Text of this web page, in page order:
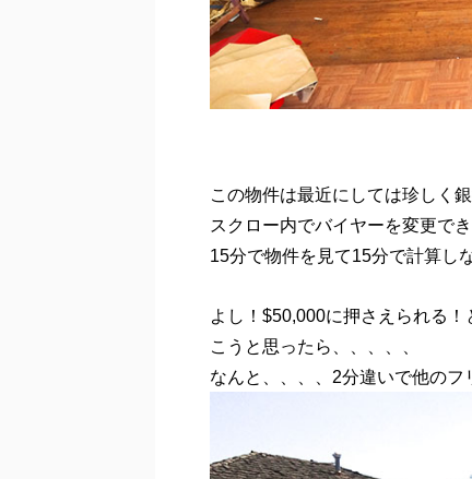
この物件は最近にしては珍しく
スクロー内でバイヤーを変更で
15分で物件を見て15分で計算し
よし！$50,000に押さえられる
こうと思ったら、、、、、
なんと、、、、2分違いで他の